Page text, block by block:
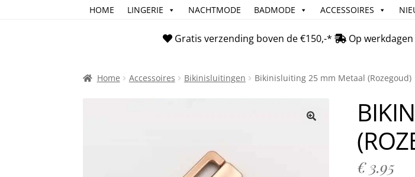
HOME LINGERIE NACHTMODE BADMODE ACCESSOIRES
Algemene VoorwaardenBedrijfsgegevens & Contact
Gratis verzending boven de €150,-* Op
Home Accessoires Bikinisluitingen Bikinisluiting 25 mm Metaal (Rozegoud)
€3.95